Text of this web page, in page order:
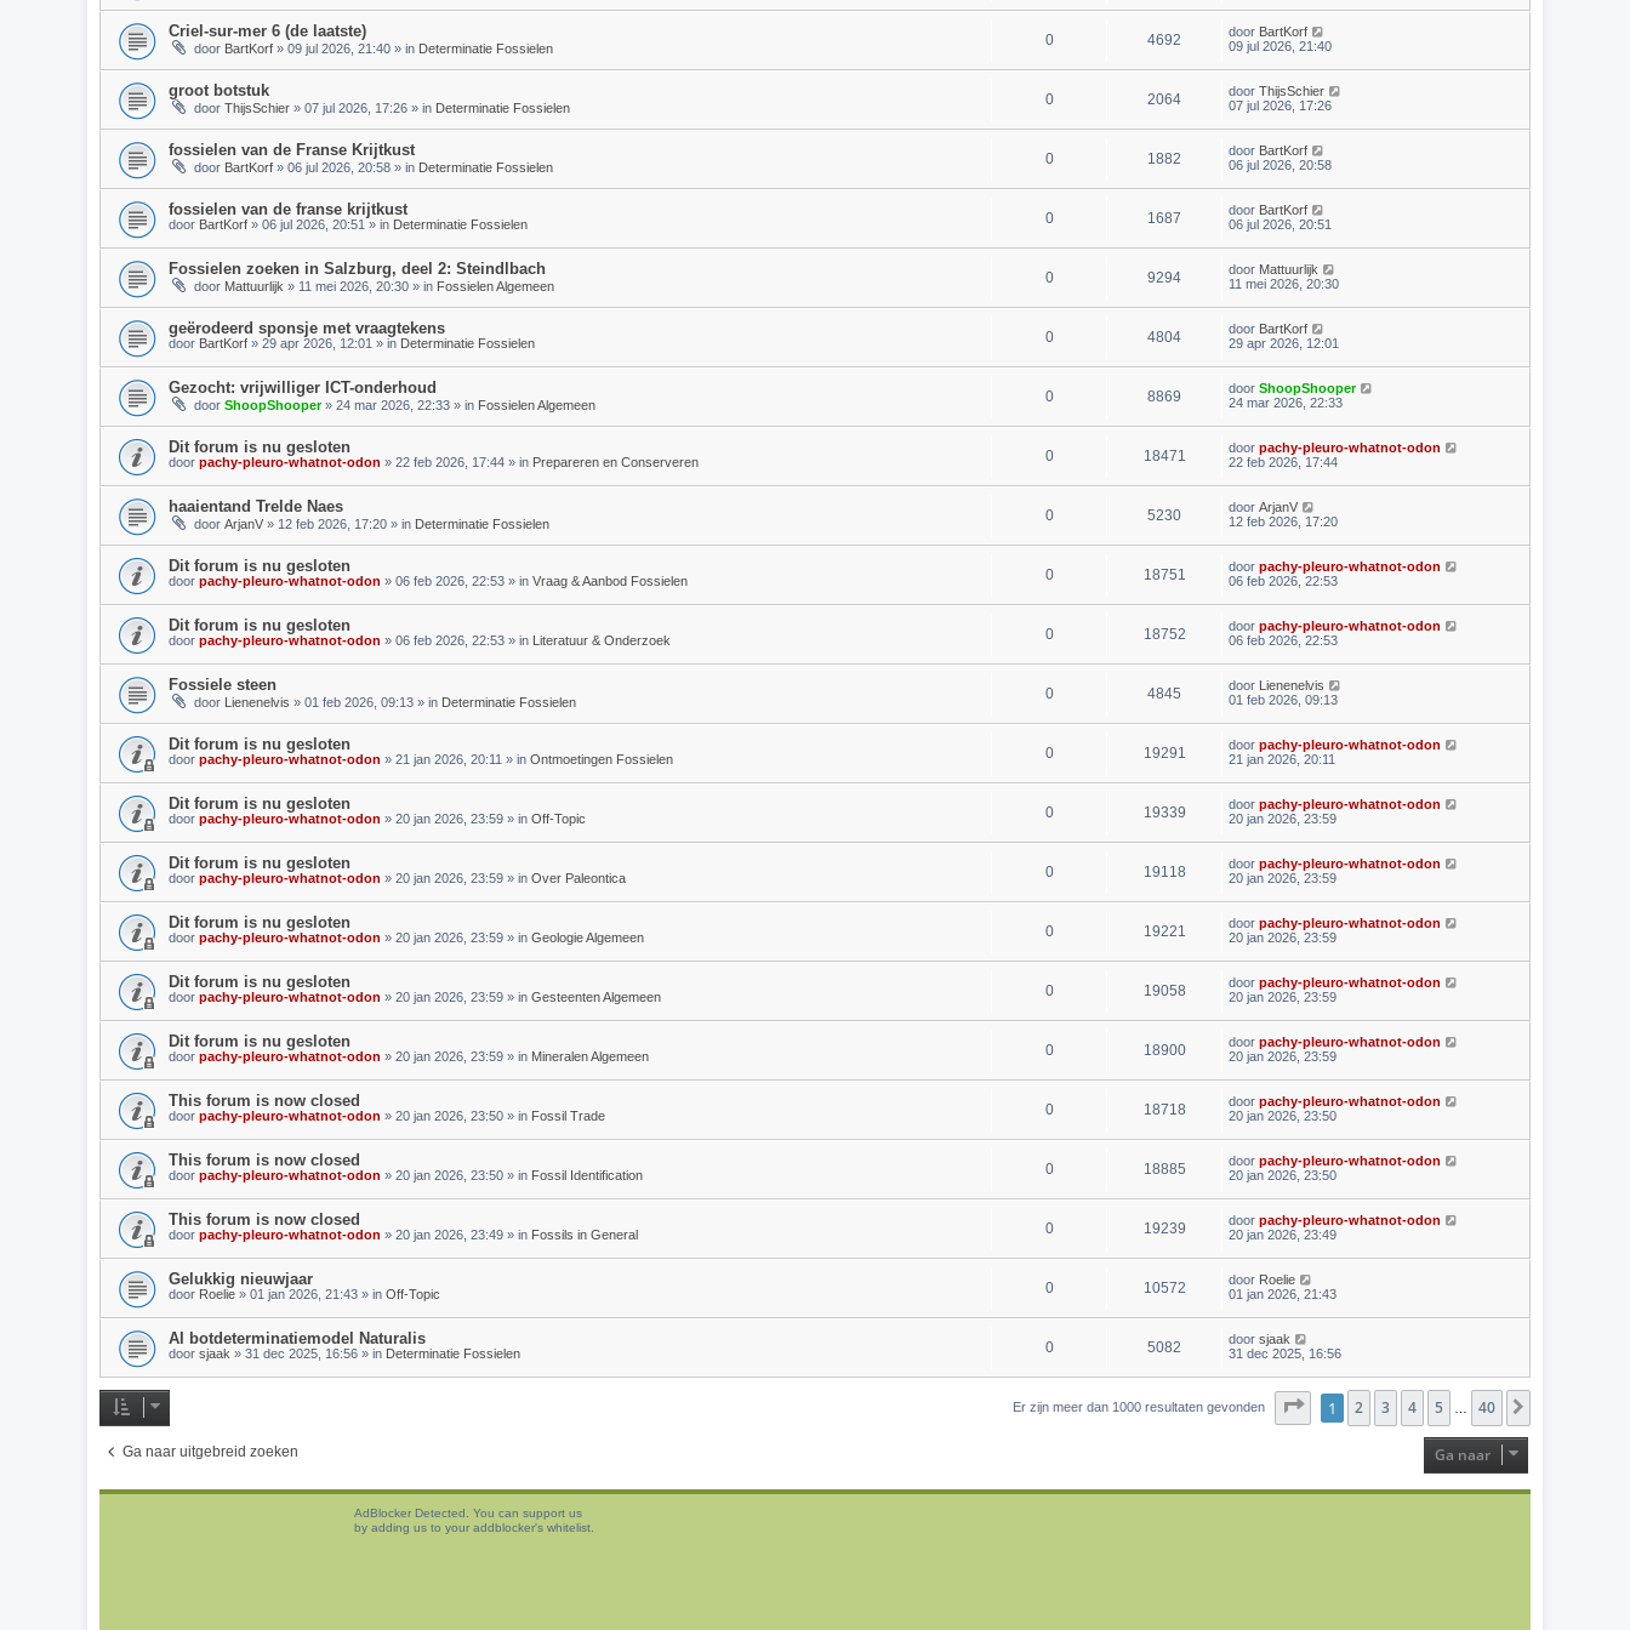
Criel-sur-mer 6 (de laatste)
door BartKorf » 09 jul 2026, 21:40 » in Determinatie Fossielen 0 4692 door BartKorf
09 jul 2026, 21:40
groot botstuk
door ThijsSchier » 07 jul 2026, 17:26 » in Determinatie Fossielen 0 2064 door ThijsSchier
07 jul 2026, 17:26
fossielen van de Franse Krijtkust
door BartKorf » 06 jul 2026, 20:58 » in Determinatie Fossielen 0 1882 door BartKorf
06 jul 2026, 20:58
fossielen van de franse krijtkust
door BartKorf » 06 jul 2026, 20:51 » in Determinatie Fossielen 0 1687 door BartKorf
06 jul 2026, 20:51
Fossielen zoeken in Salzburg, deel 2: Steindlbach
door Mattuurlijk » 11 mei 2026, 20:30 » in Fossielen Algemeen 0 9294 door Mattuurlijk
11 mei 2026, 20:30
geërodeerd sponsje met vraagtekens
door BartKorf » 29 apr 2026, 12:01 » in Determinatie Fossielen 0 4804 door BartKorf
29 apr 2026, 12:01
Gezocht: vrijwilliger ICT-onderhoud
door ShoopShooper» 24 mar 2026, 22:33 » in Fossielen Algemeen 0 8869 door ShoopShooper
24 mar 2026, 22:33
Dit forum is nu gesloten
door pachy-pleuro-whatnot-odon » 22 feb 2026, 17:44 » in Prepareren en Conserveren 0 18471 door pachy-pleuro-whatnot-odon
22 feb 2026, 17:44
haaientand Trelde Naes
door ArjanV » 12 feb 2026, 17:20 » in Determinatie Fossielen 0 5230 door ArjanV
12 feb 2026, 17:20
Dit forum is nu gesloten
door pachy-pleuro-whatnot-odon » 06 feb 2026, 22:53 » in Vraag & Aanbod Fossielen 0 18751 door pachy-pleuro-whatnot-odon
06 feb 2026, 22:53
Dit forum is nu gesloten
door pachy-pleuro-whatnot-odon » 06 feb 2026, 22:53 » in Literatuur & Onderzoek 0 18752 door pachy-pleuro-whatnot-odon
06 feb 2026, 22:53
Fossiele steen
door Lienenelvis » 01 feb 2026, 09:13 » in Determinatie Fossielen 0 4845 door Lienenelvis
01 feb 2026, 09:13
Dit forum is nu gesloten
door pachy-pleuro-whatnot-odon » 21 jan 2026, 20:11 » in Ontmoetingen Fossielen 0 19291 door pachy-pleuro-whatnot-odon
21 jan 2026, 20:11
Dit forum is nu gesloten
door pachy-pleuro-whatnot-odon » 20 jan 2026, 23:59 » in Off-Topic 0 19339 door pachy-pleuro-whatnot-odon
20 jan 2026, 23:59
Dit forum is nu gesloten
door pachy-pleuro-whatnot-odon » 20 jan 2026, 23:59 » in Over Paleontica 0 19118 door pachy-pleuro-whatnot-odon
20 jan 2026, 23:59
Dit forum is nu gesloten
door pachy-pleuro-whatnot-odon » 20 jan 2026, 23:59 » in Geologie Algemeen 0 19221 door pachy-pleuro-whatnot-odon
20 jan 2026, 23:59
Dit forum is nu gesloten
door pachy-pleuro-whatnot-odon » 20 jan 2026, 23:59 » in Gesteenten Algemeen 0 19058 door pachy-pleuro-whatnot-odon
20 jan 2026, 23:59
Dit forum is nu gesloten
door pachy-pleuro-whatnot-odon » 20 jan 2026, 23:59 » in Mineralen Algemeen 0 18900 door pachy-pleuro-whatnot-odon
20 jan 2026, 23:59
This forum is now closed
door pachy-pleuro-whatnot-odon » 20 jan 2026, 23:50 » in Fossil Trade 0 18718 door pachy-pleuro-whatnot-odon
20 jan 2026, 23:50
This forum is now closed
door pachy-pleuro-whatnot-odon » 20 jan 2026, 23:50 » in Fossil Identification 0 18885 door pachy-pleuro-whatnot-odon
20 jan 2026, 23:50
This forum is now closed
door pachy-pleuro-whatnot-odon » 20 jan 2026, 23:49 » in Fossils in General 0 19239 door pachy-pleuro-whatnot-odon
20 jan 2026, 23:49
Gelukkig nieuwjaar
door Roelie » 01 jan 2026, 21:43 » in Off-Topic 0 10572 door Roelie
01 jan 2026, 21:43
AI botdeterminatiemodel Naturalis
door sjaak » 31 dec 2025, 16:56 » in Determinatie Fossielen 0 5082 door sjaak
31 dec 2025, 16:56
Er zijn meer dan 1000 resultaten gevonden Pagina1 van 40
1 2 3 4 5 40
Ga naar uitgebreid zoeken Ga naar
AdBlocker Detected. You can support us
by adding us to your addblocker's whitelist.